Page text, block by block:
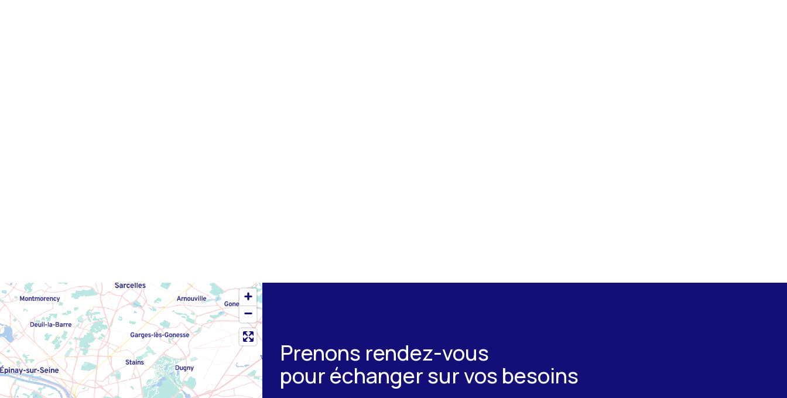
Prenons rendez-vous
pour échanger sur vos besoins